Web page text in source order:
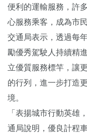
便利的運輸服務，許
心服務乘客，成為市
交通局表示，透過每
勵優秀駕駛人持續精
立優質服務標竿，讓
的行列，進一步打造
境。
「表揚城市行動英雄
通局說明，優良計程